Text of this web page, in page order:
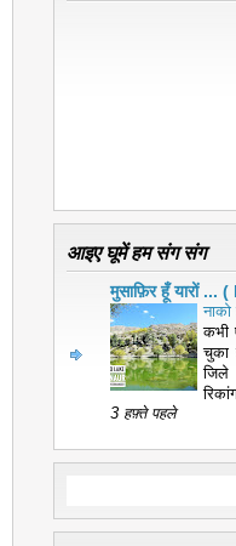
आइए घूमें हम संग संग
मुसाफ़िर हूँ यारों
कभी
चुका
जिले
3 हफ़्ते पहले